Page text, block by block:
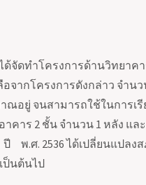
ดทำโครงการด้านวิทยาคา
อจากโครงการดังกล่าว จำน
ณอยู่ จนสามารถใช้ในการเ
าคาร 2 ชั้น จำนวน 1 หลัง แล
ปี พ.ศ. 2536ได้เปลี่ยนแปลง
เป็นต้นไป